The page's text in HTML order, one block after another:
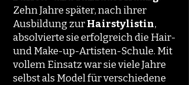
Zehn Jahre später, nach ihrer
Ausbildung zurHairstylistin,
absolvierte sie erfolgreich die Hair-
und Make-up-Artisten-Schule. Mit
vollem Einsatz war sie viele Jahre
selbst als Model für verschiedene